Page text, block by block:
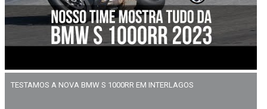
TESTAMOS A NOVA BMW S 1000RR EM INTERLAGOS